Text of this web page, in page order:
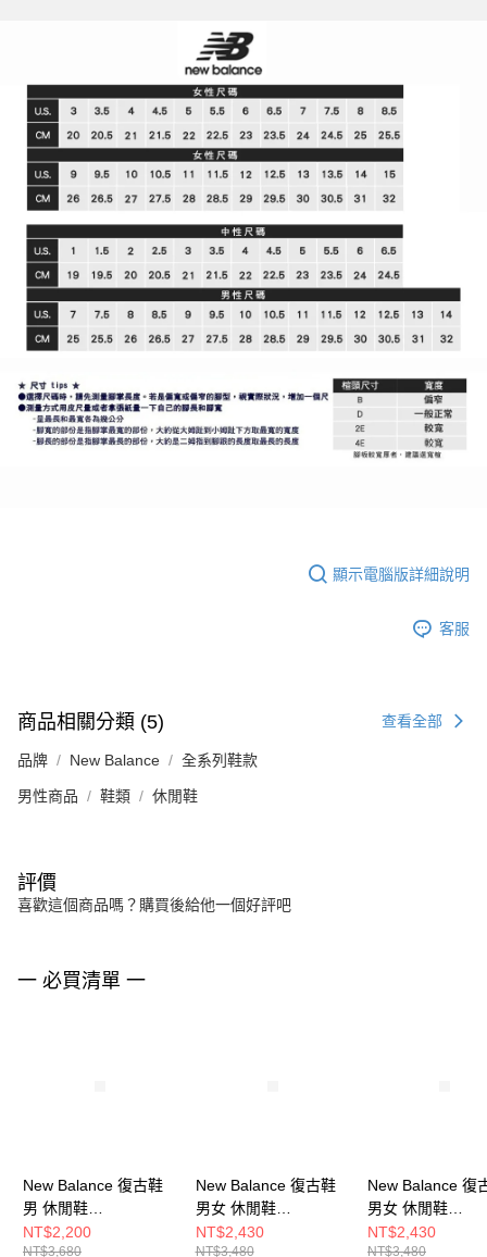
顯示電腦版詳細說明
客服
商品相關分類 (5) 查看全部
品牌 New Balance 全系列鞋款
男性商品 鞋類 休閒鞋
評價
喜歡這個商品嗎？購買後給他一個好評吧
一 必買清單 一
New Balance 復古鞋
男 休閒鞋
BB550GWB-D
NT$2,200
NT$3,680
New Balance 復古鞋
男女 休閒鞋
U471VBC-D
NT$2,430
NT$3,480
New Balance 復
男女 休閒鞋
U204LNPB-D
NT$2,430
NT$3,480